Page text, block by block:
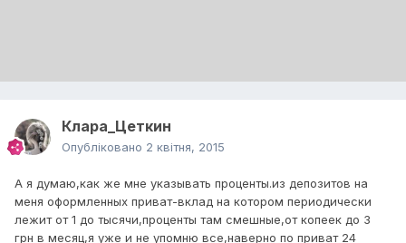
Клара_Цеткин
Опубліковано 2 квітня, 2015
А я думаю,как же мне указывать проценты.из депозитов на
меня оформленных приват-вклад на котором периодически
лежит от 1 до тысячи,проценты там смешные,от копеек до 3
грн в месяц,я уже и не упомню все,наверно по приват 24